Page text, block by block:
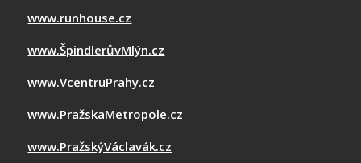
www.runhouse.cz
www.ŠpindlerůvMlýn.cz
www.VcentruPrahy.cz
www.PražskaMetropole.cz
www.PražskýVáclavák.cz